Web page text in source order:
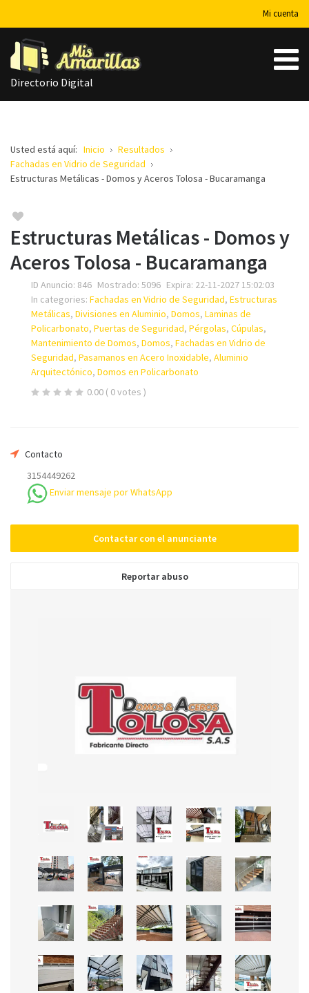
Mi cuenta
Directorio Digital
Usted está aquí: Inicio
Resultados
Fachadas en Vidrio de Seguridad
Estructuras Metálicas - Domos y Aceros Tolosa - Bucaramanga
Estructuras Metálicas - Domos y
Aceros Tolosa - Bucaramanga
ID Anuncio: 846 Mostrado: 5096 Expira: 22-11-2027 15:02:03
In categories: Fachadas en Vidrio de Seguridad, Estructuras
Metálicas, Divisiones en Aluminio, Domos, Laminas de
Policarbonato, Puertas de Seguridad, Pérgolas, Cúpulas,
Mantenimiento de Domos, Domos, Fachadas en Vidrio de
Seguridad, Pasamanos en Acero Inoxidable, Aluminio
Arquitectónico, Domos en Policarbonato
0.00 ( 0 votes )
Contacto
3154449262
Enviar mensaje por WhatsApp
Contactar con el anunciante
Reportar abuso
Su nombre
Su email
Mensaje